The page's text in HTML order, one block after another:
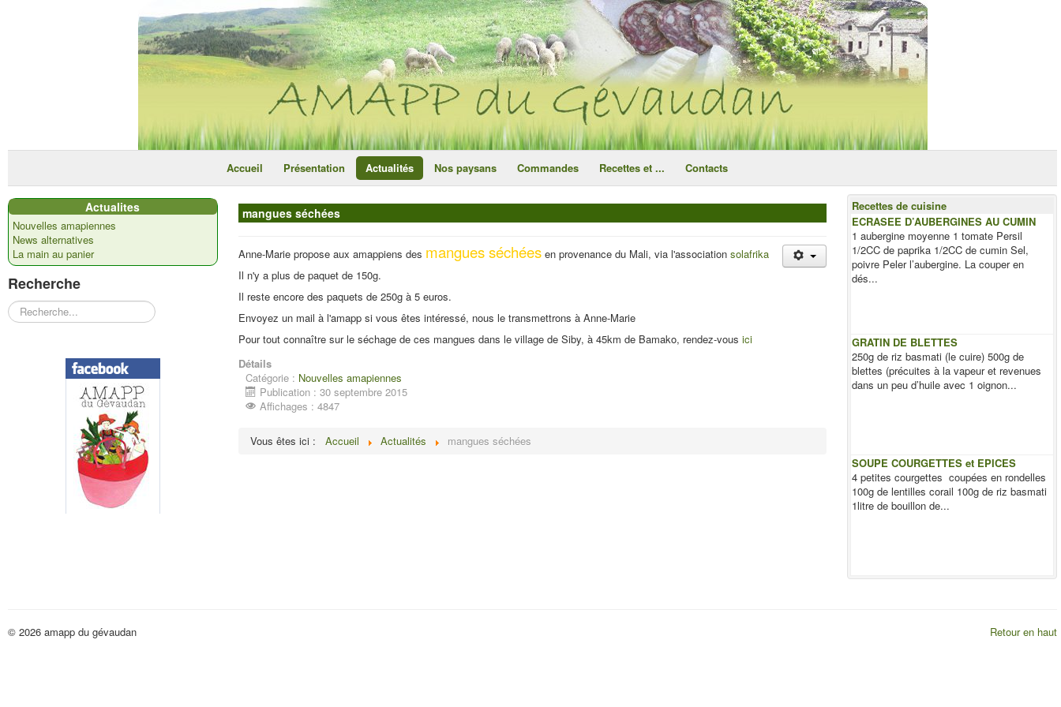
ce site utilise des cookies
Accueil Présentation Actualités Nos paysans Commandes Recettes et ... Contacts
Actualites
Nouvelles amapiennes
News alternatives
La main au panier
Recherche
Rechercher
mangues séchées
Anne-Marie propose aux amappiens des mangues séchées en provenance du Mali, via l'associationsolafrika
Il n'y a plus de paquet de 150g.
Il reste encore des paquets de 250g à 5 euros.
Envoyez un mail à l'amapp si vous êtes intéressé, nous le transmettrons à Anne-Marie
Pour tout connaître sur le séchage de ces mangues dans le village de Siby, à 45km de Bamako, rendez-vousici
Détails
Catégorie : Nouvelles amapiennes
Publication : 30 septembre 2015
Affichages : 4847
Vous êtes ici : Accueil Actualités mangues séchées
Recettes de cuisine
ECRASEE D’AUBERGINES AU CUMIN
1 aubergine moyenne 1 tomate Persil
1/2CC de paprika 1/2CC de cumin Sel,
poivre Peler l’aubergine. La couper en
dés...
GRATIN DE BLETTES
250g de riz basmati (le cuire) 500g de
blettes (précuites à la vapeur et revenues
dans un peu d’huile avec 1 oignon...
SOUPE COURGETTES et EPICES
4 petites courgettes coupées en rondelles
100g de lentilles corail 100g de riz basmati
1litre de bouillon de...
Retour en haut
© 2026 amapp du gévaudan